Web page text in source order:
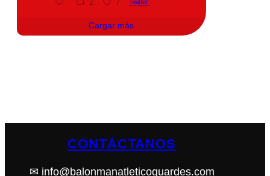
2 7 Twitter
Cargar más
CONTÁCTANOS
✉ info@balonmanatleticoguardes.com